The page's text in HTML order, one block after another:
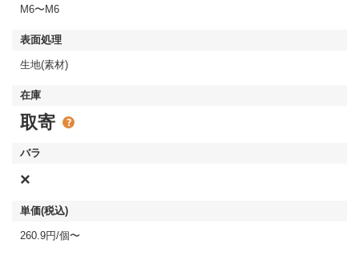
M6〜M6
生地(素材)
取寄
×
260.9円/個〜